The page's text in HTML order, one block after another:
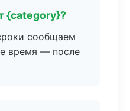
{category}?
сообщаем
время — после